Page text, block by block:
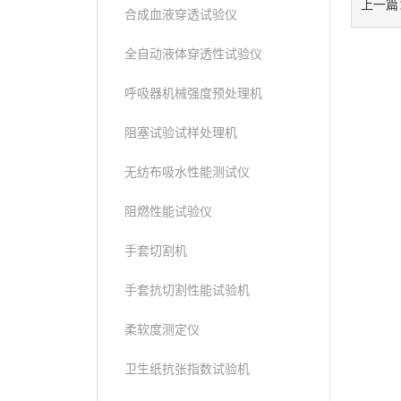
合成血液穿透试验仪
全自动液体穿透性试验仪
呼吸器机械强度预处理机
阻塞试验试样处理机
无纺布吸水性能测试仪
阻燃性能试验仪
手套切割机
手套抗切割性能试验机
柔软度测定仪
卫生纸抗张指数试验机
上一篇